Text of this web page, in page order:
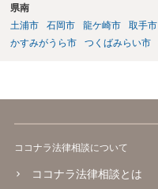
県南
土浦市
石岡市 龍ケ崎市 取手市
かすみがうら市
つくばみらい市
ココナラ法律相談について
ココナラ法律相談とは